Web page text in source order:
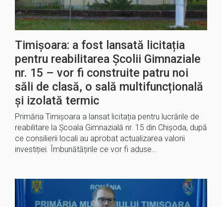
Timișoara: a fost lansată licitația
pentru reabilitarea Școlii Gimnaziale
nr. 15 – vor fi construite patru noi
săli de clasă, o sală multifuncțională
și izolată termic
Primăria Timișoara a lansat licitația pentru lucrările de
reabilitare la Școala Gimnazială nr. 15 din Chișoda, după
ce consilierii locali au aprobat actualizarea valorii
investiției. Îmbunătățirile ce vor fi aduse…